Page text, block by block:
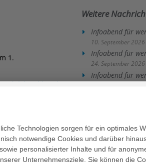
1.
Erfahren Sie mehr
Weitere
Infoabend für
10. September 2026
Infoabend für
24. September 2026
Infoabend für
Technologien sorgen für ein optimales
notwendige Cookies und darüber
personalisierter Inhalte und für
Unternehmensziele. Sie können die